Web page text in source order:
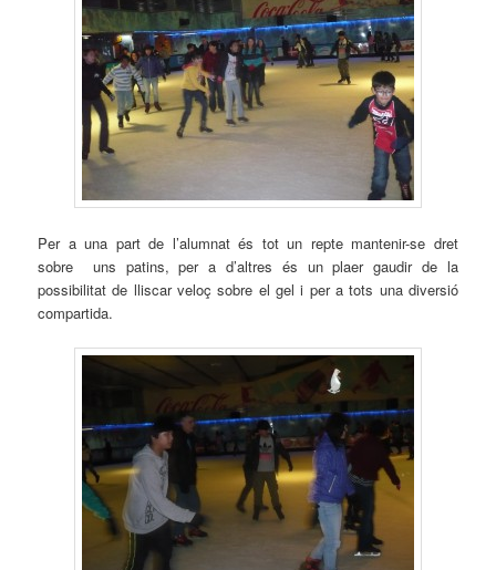
Per a una part de l’alumnat és tot un repte mantenir-se dret
sobre uns patins, per a d’altres és un plaer gaudir de la
possibilitat de lliscar veloç sobre el gel i per a tots una diversió
compartida.